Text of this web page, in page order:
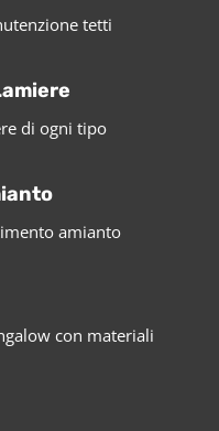
tetti
di ogni tipo
amianto
con materiali